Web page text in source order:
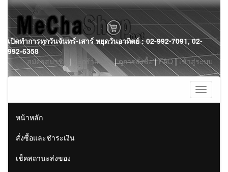
Skip
to
content
เปิดทำการทุกวันจันทร์-เสาร์ หยุดวันอาทิตย์ : 02-992-7091, 02-
992-6358
สมัครสมาชิก | ตะกร้าสินค้า|ดูการสั่งซื้อ|FAQ|เข้าสู่ระบบ
Toggle
หน้าหลัก
สั่งซื้อและชำระเงิน
เช็คสถานะส่งของ